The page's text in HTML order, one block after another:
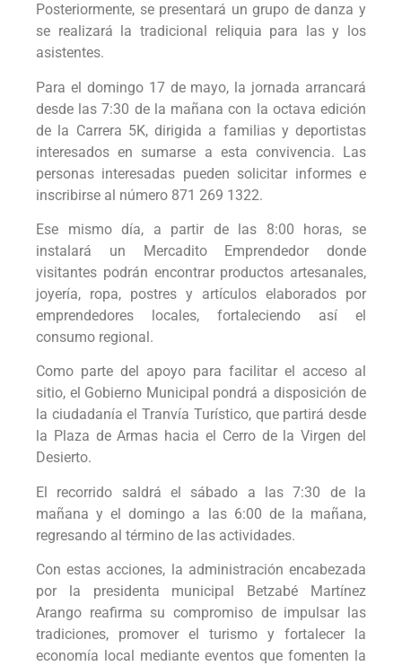
Posteriormente, se presentará un grupo de danza y
se realizará la tradicional reliquia para las y los
asistentes.
Para el domingo 17 de mayo, la jornada arrancará
desde las 7:30 de la mañana con la octava edición
de la Carrera 5K, dirigida a familias y deportistas
interesados en sumarse a esta convivencia. Las
personas interesadas pueden solicitar informes e
inscribirse al número 871 269 1322.
Ese mismo día, a partir de las 8:00 horas, se
instalará un Mercadito Emprendedor donde
visitantes podrán encontrar productos artesanales,
joyería, ropa, postres y artículos elaborados por
emprendedores locales, fortaleciendo así el
consumo regional.
Como parte del apoyo para facilitar el acceso al
sitio, el Gobierno Municipal pondrá a disposición de
la ciudadanía el Tranvía Turístico, que partirá desde
la Plaza de Armas hacia el Cerro de la Virgen del
Desierto.
El recorrido saldrá el sábado a las 7:30 de la
mañana y el domingo a las 6:00 de la mañana,
regresando al término de las actividades.
Con estas acciones, la administración encabezada
por la presidenta municipal Betzabé Martínez
Arango reafirma su compromiso de impulsar las
tradiciones, promover el turismo y fortalecer la
economía local mediante eventos que fomenten la